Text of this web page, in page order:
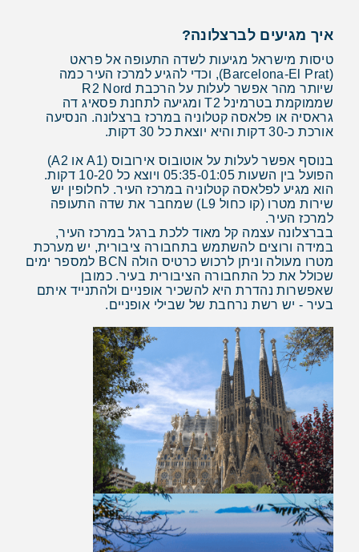
איך מגיעים לברצלונה?
טיסות מישראל מגיעות לשדה התעופה אל פראט
(Barcelona-El Prat), וכדי להגיע למרכז העיר כמה
שיותר מהר אפשר לעלות על הרכבת R2 Nord
שממוקמת בטרמינל T2 ומגיעה לתחנת פסאיג דה
גראסיה או פלאסה קטלוניה במרכז ברצלונה. הנסיעה
אורכת כ-30 דקות והיא יוצאת כל 30 דקות.
בנוסף אפשר לעלות על אוטובוס אירובוס (A1 או A2)
הפועל בין השעות 05:35-01:05 ויוצא כל 10-20 דקות.
הוא מגיע לפלאסה קטלוניה במרכז העיר. לחלופין יש
שירות מטרו (קו כחול L9) שמחבר את שדה התעופה
למרכז העיר.
בברצלונה עצמה קל מאוד ללכת ברגל במרכז העיר,
במידה ורוצים להשתמש בתחבורה ציבורית, יש מערכת
מטרו מעולה וניתן לרכוש כרטיס הולה BCN למספר ימים
שכולל את כל התחבורה הציבורית בעיר. כמובן
שאפשרות נהדרת היא להשכיר אופניים ולהתנייד איתם
בעיר - יש רשת נרחבת של שבילי אופניים.